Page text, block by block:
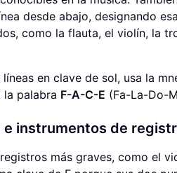
desde abajo, designando
como la flauta, el violín, la
en clave de sol, usa la
la palabra F-A-C-E (Fa-La-Do-
e instrumentos de
más graves, como el